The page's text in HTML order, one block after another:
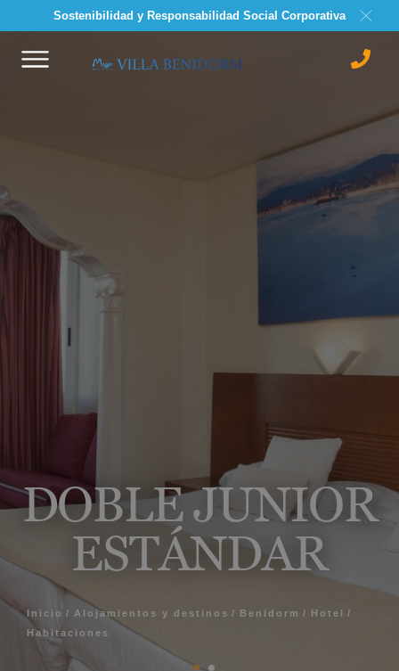
Sostenibilidad y Responsabilidad Social Corporativa
DOBLE JUNIOR
ESTÁNDAR
Inicio Alojamientos y destinos Benidorm
Hotel
Habitaciones